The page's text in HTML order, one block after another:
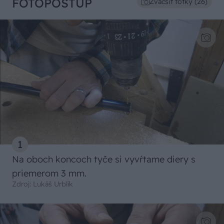
1
Na oboch koncoch tyče si vyvŕtame diery s
priemerom 3 mm.
Zdroj: Lukáš Urblík